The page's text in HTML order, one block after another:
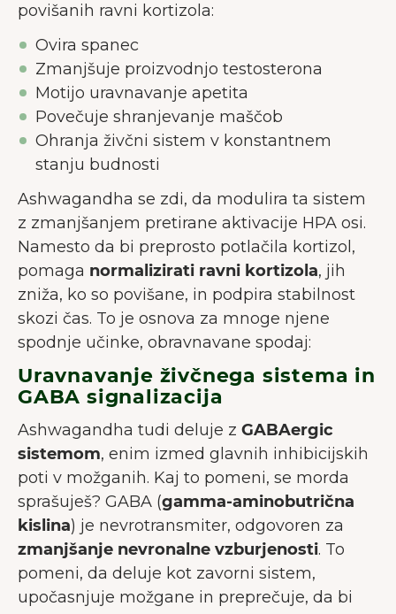
povišanih ravni kortizola:
Ovira spanec
Zmanjšuje proizvodnjo testosterona
Motijo uravnavanje apetita
Povečuje shranjevanje maščob
Ohranja živčni sistem v konstantnem
stanju budnosti
Ashwagandha se zdi, da modulira ta sistem
z zmanjšanjem pretirane aktivacije HPA osi.
Namesto da bi preprosto potlačila kortizol,
pomaga normalizirati ravni kortizola, jih
zniža, ko so povišane, in podpira stabilnost
skozi čas. To je osnova za mnoge njene
spodnje učinke, obravnavane spodaj:
Uravnavanje živčnega sistema in
GABA signalizacija
Ashwagandha tudi deluje z GABAergic
sistemom, enim izmed glavnih inhibicijskih
poti v možganih. Kaj to pomeni, se morda
sprašuješ? GABA (gamma-aminobutrična
kislina) je nevrotransmiter, odgovoren za
zmanjšanje nevronalne vzburjenosti. To
pomeni, da deluje kot zavorni sistem,
upočasnjuje možgane in preprečuje, da bi
DOBRODOŠLI PRI JUNAIU.
Na naši spletni strani uporabljamo